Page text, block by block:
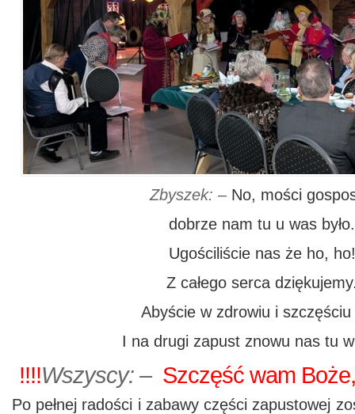
Zbyszek: – No, mości
dobrze nam tu u was było.
Ugościliście nas że ho, ho!
Z całego serca
Abyście w zdrowiu i szczęściu
I na drugi zapust znowu nas tu
!!!!Wszyscy: – Szczęść wam
Po pełnej radości i zabawy części zapustowej